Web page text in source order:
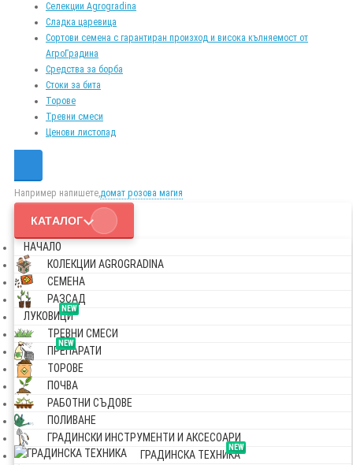
Селекции Agrogradina
Сладка царевица
Сортови семена с гарантиран произход и висока кълняемост от
АгроГрадина
Средства за борба
Стоки за бита
Торове
Тревни смеси
Ценови листопад
Например напишете,домат розова магия
КАТАЛОГ
НАЧАЛО
КОЛЕКЦИИ AGROGRADINA
СЕМЕНА
РАЗСАД
NEW
ЛУКОВИЦИ
ТРЕВНИ СМЕСИ
NEW
ПРЕПАРАТИ
ТОРОВЕ
ПОЧВА
РАБОТНИ СЪДОВЕ
ПОЛИВАНЕ
ГРАДИНСКИ ИНСТРУМЕНТИ И АКСЕСОАРИ
NEW
ГРАДИНСКА ТЕХНИКА